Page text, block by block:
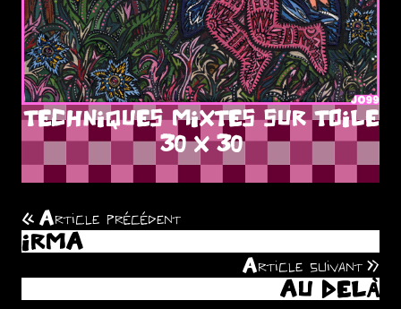
TECHNIQUES MIXTES SUR TOILE
30 X 30
Navigation
de
l’article
Article précédent
IRMA
Article suivant
AU DELÀ